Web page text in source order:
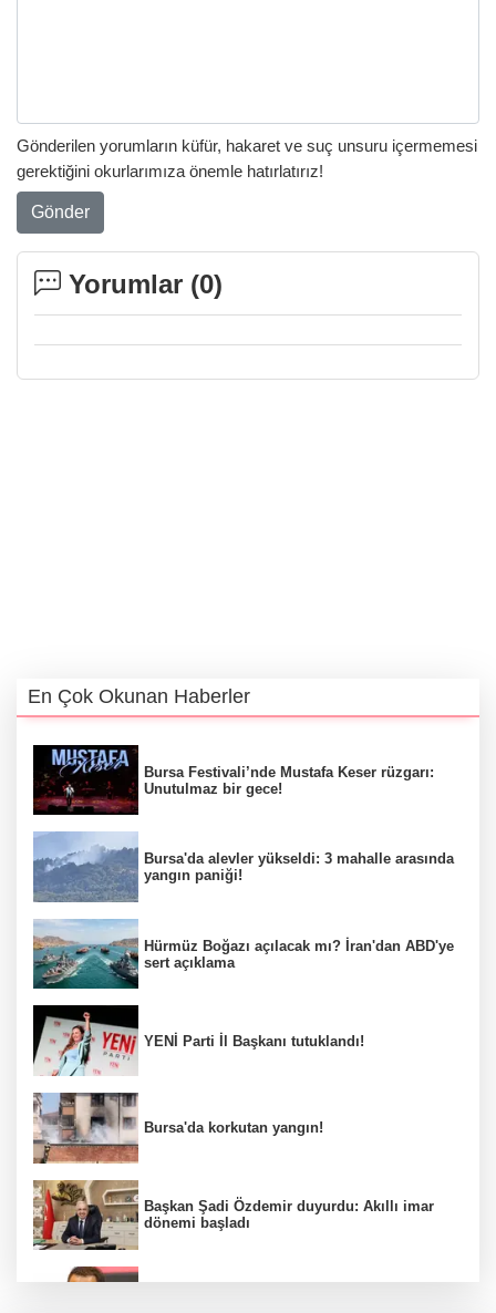
Gönderilen yorumların küfür, hakaret ve suç unsuru içermemesi
gerektiğini okurlarımıza önemle hatırlatırız!
Gönder
Yorumlar (0)
En Çok Okunan Haberler
Bursa Festivali’nde Mustafa Keser rüzgarı:
Unutulmaz bir gece!
Bursa'da alevler yükseldi: 3 mahalle arasında
yangın paniği!
Hürmüz Boğazı açılacak mı? İran'dan ABD'ye
sert açıklama
YENİ Parti İl Başkanı tutuklandı!
Bursa'da korkutan yangın!
Başkan Şadi Özdemir duyurdu: Akıllı imar
dönemi başladı